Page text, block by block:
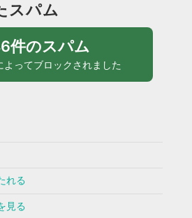
スパム
件のスパム
よってブロックされました
れる
見る